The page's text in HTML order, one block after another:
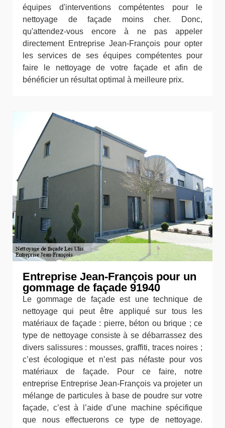
équipes d'interventions compétentes pour le
nettoyage de façade moins cher. Donc,
qu'attendez-vous encore à ne pas appeler
directement Entreprise Jean-François pour opter
les services de ses équipes compétentes pour
faire le nettoyage de votre façade et afin de
bénéficier un résultat optimal à meilleure prix.
Entreprise Jean-François pour un
gommage de façade 91940
Le gommage de façade est une technique de
nettoyage qui peut être appliqué sur tous les
matériaux de façade : pierre, béton ou brique ; ce
type de nettoyage consiste à se débarrassez des
divers salissures : mousses, graffiti, traces noires ;
c’est écologique et n’est pas néfaste pour vos
matériaux de façade. Pour ce faire, notre
entreprise Entreprise Jean-François va projeter un
mélange de particules à base de poudre sur votre
façade, c’est à l’aide d’une machine spécifique
que nous effectuerons ce type de nettoyage.